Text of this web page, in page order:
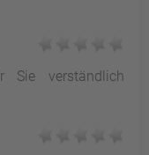
Sie verständlich